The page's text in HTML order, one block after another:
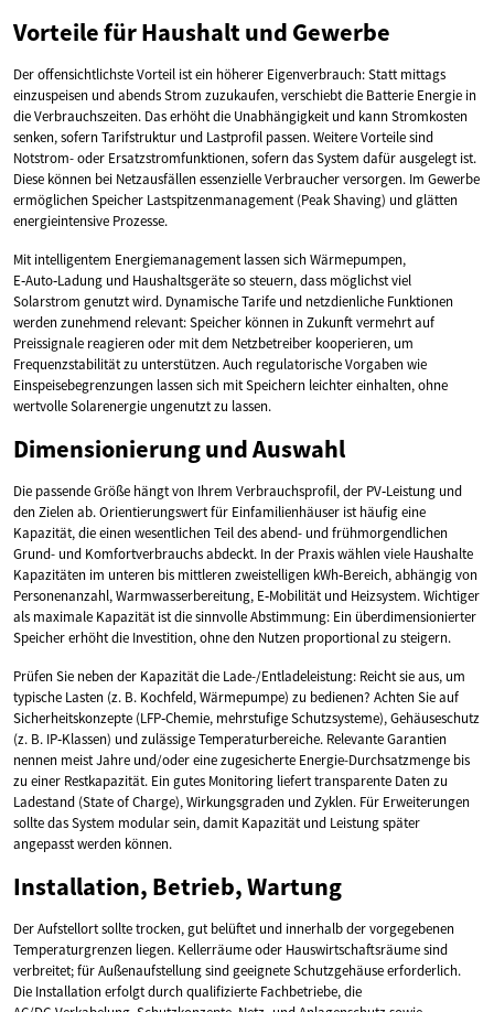
Vorteile für Haushalt und Gewerbe
Der offensichtlichste Vorteil ist ein höherer Eigenverbrauch: Statt mittags
einzuspeisen und abends Strom zuzukaufen, verschiebt die Batterie Energie in
die Verbrauchszeiten. Das erhöht die Unabhängigkeit und kann Stromkosten
senken, sofern Tarifstruktur und Lastprofil passen. Weitere Vorteile sind
Notstrom- oder Ersatzstromfunktionen, sofern das System dafür ausgelegt ist.
Diese können bei Netzausfällen essenzielle Verbraucher versorgen. Im Gewerbe
ermöglichen Speicher Lastspitzenmanagement (Peak Shaving) und glätten
energieintensive Prozesse.
Mit intelligentem Energiemanagement lassen sich Wärmepumpen,
E‑Auto‑Ladung und Haushaltsgeräte so steuern, dass möglichst viel
Solarstrom genutzt wird. Dynamische Tarife und netzdienliche Funktionen
werden zunehmend relevant: Speicher können in Zukunft vermehrt auf
Preissignale reagieren oder mit dem Netzbetreiber kooperieren, um
Frequenzstabilität zu unterstützen. Auch regulatorische Vorgaben wie
Einspeisebegrenzungen lassen sich mit Speichern leichter einhalten, ohne
wertvolle Solarenergie ungenutzt zu lassen.
Dimensionierung und Auswahl
Die passende Größe hängt von Ihrem Verbrauchsprofil, der PV‑Leistung und
den Zielen ab. Orientierungswert für Einfamilienhäuser ist häufig eine
Kapazität, die einen wesentlichen Teil des abend- und frühmorgendlichen
Grund- und Komfortverbrauchs abdeckt. In der Praxis wählen viele Haushalte
Kapazitäten im unteren bis mittleren zweistelligen kWh‑Bereich, abhängig von
Personenanzahl, Warmwasserbereitung, E‑Mobilität und Heizsystem. Wichtiger
als maximale Kapazität ist die sinnvolle Abstimmung: Ein überdimensionierter
Speicher erhöht die Investition, ohne den Nutzen proportional zu steigern.
Prüfen Sie neben der Kapazität die Lade-/Entladeleistung: Reicht sie aus, um
typische Lasten (z. B. Kochfeld, Wärmepumpe) zu bedienen? Achten Sie auf
Sicherheitskonzepte (LFP‑Chemie, mehrstufige Schutzsysteme), Gehäuseschutz
(z. B. IP‑Klassen) und zulässige Temperaturbereiche. Relevante Garantien
nennen meist Jahre und/oder eine zugesicherte Energie-Durchsatzmenge bis
zu einer Restkapazität. Ein gutes Monitoring liefert transparente Daten zu
Ladestand (State of Charge), Wirkungsgraden und Zyklen. Für Erweiterungen
sollte das System modular sein, damit Kapazität und Leistung später
angepasst werden können.
Installation, Betrieb, Wartung
Der Aufstellort sollte trocken, gut belüftet und innerhalb der vorgegebenen
Temperaturgrenzen liegen. Kellerräume oder Hauswirtschaftsräume sind
verbreitet; für Außenaufstellung sind geeignete Schutzgehäuse erforderlich.
Die Installation erfolgt durch qualifizierte Fachbetriebe, die